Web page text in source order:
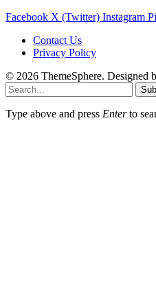
Facebook X (Twitter) Instagram
Contact Us
Privacy Policy
© 2026 ThemeSphere. Designed
Type above and press Enterto